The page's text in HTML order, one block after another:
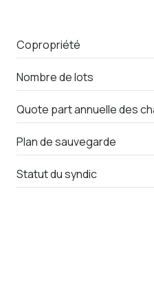
cuisine
salle d'eau
bureau
Dégagement
terrasse
Copropriété
Nombre de lots
Quote part annuelle des
Plan de sauvegarde
Statut du syndic